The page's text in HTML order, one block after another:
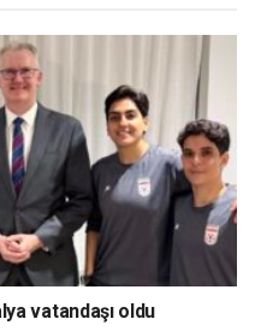
vatandaşı oldu